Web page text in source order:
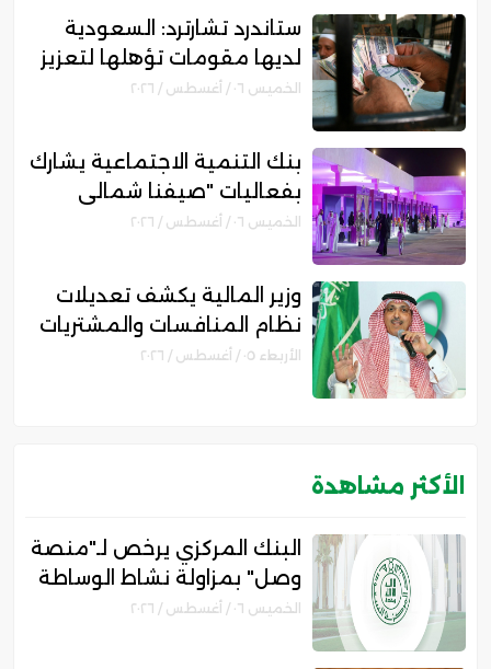
ستاندرد تشارترد: السعودية
لديها مقومات تؤهلها لتعزيز
مكانتها بمجال التمويل
الخميس ٠٦ / أغسطس / ٢٠٢٦
بنك التنمية الاجتماعية يشارك
بفعاليات "صيفنا شمالي
2026" لتمكين رواد الأعمالالخميس ٠٦ / أغسطس / ٢٠٢٦
وزير المالية يكشف تعديلات
نظام المنافسات والمشتريات
الحكومية الجديد
الأربعاء ٠٥ / أغسطس / ٢٠٢٦
الأكثر مشاهدة
البنك المركزي يرخص لـ"منصة
وصل" بمزاولة نشاط الوساطة
الرقمية لجهات التمويل
الخميس ٠٦ / أغسطس / ٢٠٢٦